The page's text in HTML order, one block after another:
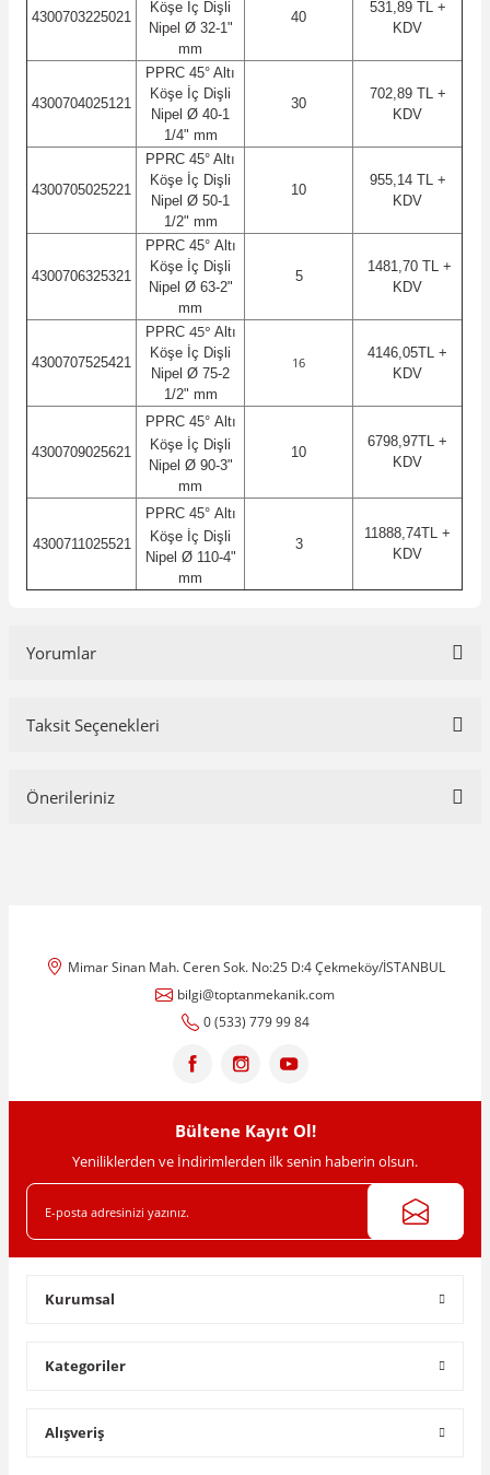
4300703225021
Köşe İç Dişli
Nipel Ø 32-1"
mm
40
531,89 TL +
KDV
4300704025121
PPRC 45° Altı
Köşe İç Dişli
Nipel Ø 40-1
1/4" mm
30
702,89 TL +
KDV
4300705025221
PPRC 45° Altı
Köşe İç Dişli
Nipel Ø 50-1
1/2" mm
10
955,14 TL +
KDV
4300706325321
PPRC 45° Altı
Köşe İç Dişli
Nipel Ø 63-2"
mm
5
1481,70 TL +
KDV
4300707525421
PPRC 45° Altı
Köşe İç Dişli
Nipel Ø 75-2
1/2" mm
16
4146,05TL +
KDV
4300709025621
PPRC 45° Altı
Köşe İç Dişli
Nipel Ø 90-3"
mm
10
6798,97TL +
KDV
4300711025521
PPRC 45° Altı
Köşe İç Dişli
Nipel Ø 110-4"
mm
3
11888,74TL +
KDV
Yorumlar
Taksit Seçenekleri
Önerileriniz
Ürün resmi kalitesiz, bozuk veya görüntülenemiyor.
Ürün açıklamasında eksik bilgiler bulunuyor.
Ürün bilgilerinde hatalar bulunuyor.
Ürün fiyatı diğer sitelerden daha pahalı.
Gönder
Mimar Sinan Mah. Ceren Sok. No:25 D:4 Çekmeköy/İSTANBUL
bilgi@toptanmekanik.com
0 (533) 779 99 84
Bültene Kayıt Ol!
Yeniliklerden ve İndirimlerden ilk senin haberin olsun.
Kurumsal
Kategoriler
Alışveriş